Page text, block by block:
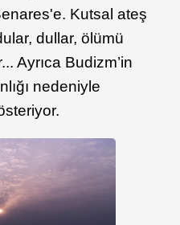
Kutsal ateş
dullar, ölümü
Ayrıca Budizm’in
nedeniyle